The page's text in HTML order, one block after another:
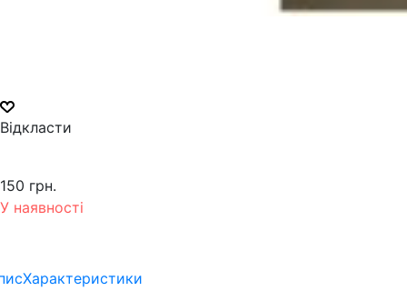
Відкласти
150 грн.
У наявності
Характеристики